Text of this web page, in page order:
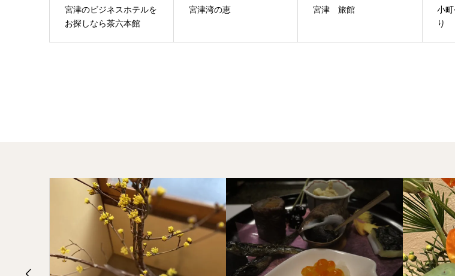
宮津のビジネスホテルを
お探しなら茶六本館
宮津湾の恵 宮津 旅館
小
り